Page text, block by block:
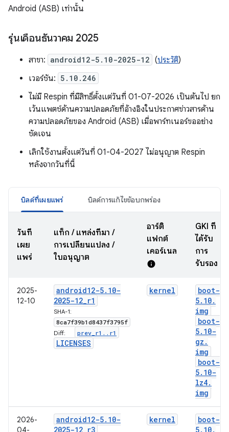
Android (ASB) เท่านั้น
รุ่นเดือนธันวาคม 2025
สาขา: android12-5.10-2025-12 (ประวัติ)
เวอร์ชัน: 5.10.246
ไม่มี Respin ที่มีสิทธิ์ตั้งแต่วันที่ 01-07-2026 เป็นต้นไป ยก
เว้นแพตช์ด้านความปลอดภัยที่อ้างอิงในประกาศข่าวสารด้าน
ความปลอดภัยของ Android (ASB) เมื่อพาร์ทเนอร์ขออย่าง
ชัดเจน
เลิกใช้งานตั้งแต่วันที่ 01-04-2027 ไม่อนุญาต Respin
หลังจากวันที่นี้
บิลด์ที่เผยแพร่ บิลด์การแก้ไขข้อบกพร่อง
วันที่
เผย
แพร่
แท็ก / แหล่งที่มา /
การเปลี่ยนแปลง /
ใบอนุญาต
อาร์ติ
แฟกต์
เคอร์เนล
info
GKI ที่
ได้รับ
การ
รับรอง
2025-
12-10
android12-5. 10-
2025-12_r1
SHA-1:
8ca7f39b1d8437f3795f
Diff: prev r1 . . r1
LICENSES
kernel
boot-
5. 10.
img
boot-
5. 10-
gz .
img
boot-
5. 10-
lz4.
img
2026-
04-
android12-5. 10-
2025-12 r3
kernel
boot-
5. 10.